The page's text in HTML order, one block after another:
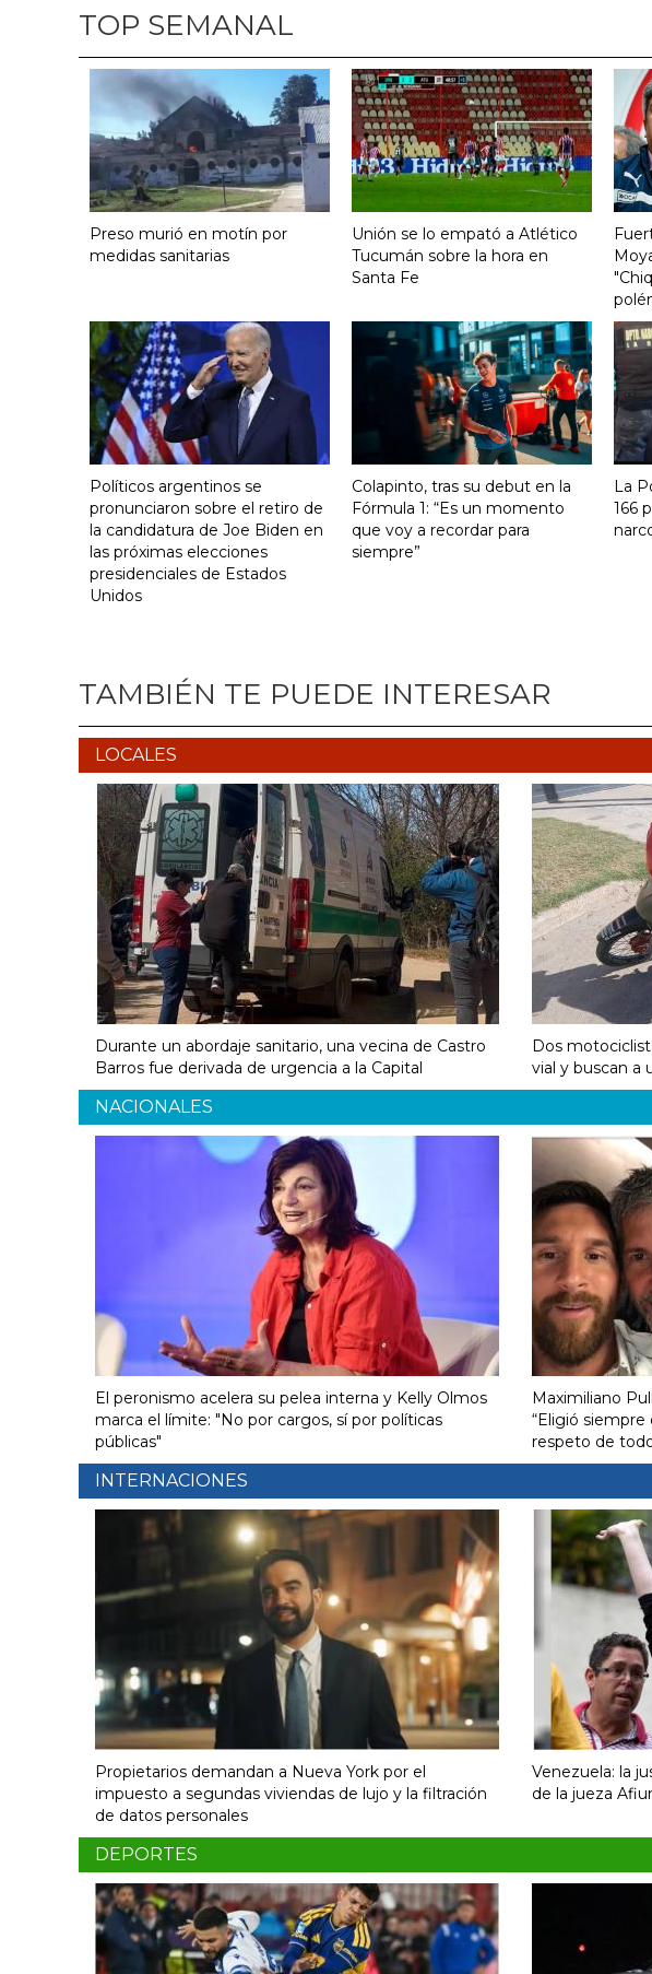
TOP SEMANAL
Preso murió en motín por
medidas sanitarias
Unión se lo empató a Atlético
Tucumán sobre la hora en
Santa Fe
Políticos argentinos se
pronunciaron sobre el retiro de
la candidatura de Joe Biden en
las próximas elecciones
presidenciales de Estados
Unidos
Colapinto, tras su debut en la
Fórmula 1: “Es un momento
que voy a recordar para
siempre”
La
166
TAMBIÉN TE PUEDE INTERESAR
LOCALES
Durante un abordaje sanitario, una vecina de Castro
Barros fue derivada de urgencia a la Capital
Dos
vial y buscan a
NACIONALES
El peronismo acelera su pelea interna y Kelly Olmos
marca el límite: "No por cargos, sí por políticas
públicas"
Maximiliano
“Eligió siempre
respeto de
INTERNACIONES
Propietarios demandan a Nueva York por el
impuesto a segundas viviendas de lujo y la filtración
de datos personales
Venezuela: la
de la jueza
DEPORTES